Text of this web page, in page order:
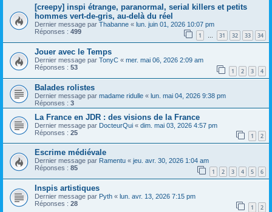
[creepy] inspi étrange, paranormal, serial killers et petits
hommes vert-de-gris, au-delà du réel
Dernier message par Thabanne « lun. juin 01, 2026 10:07 pm
Réponses : 499 1 … 31 32 33 34
Jouer avec le Temps
Dernier message par TonyC « mer. mai 06, 2026 2:09 am
Réponses : 53 1 2 3 4
Balades rolistes
Dernier message par madame ridulle « lun. mai 04, 2026 9:38 pm
Réponses : 3
La France en JDR : des visions de la France
Dernier message par DocteurQui « dim. mai 03, 2026 4:57 pm
Réponses : 25 1 2
Escrime médiévale
Dernier message par Ramentu « jeu. avr. 30, 2026 1:04 am
Réponses : 85 1 2 3 4 5 6
Inspis artistiques
Dernier message par Pyth « lun. avr. 13, 2026 7:15 pm
Réponses : 28 1 2